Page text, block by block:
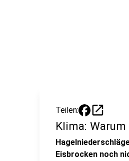
Teilen: open_in_new
Klima:
Eisbrocken noch